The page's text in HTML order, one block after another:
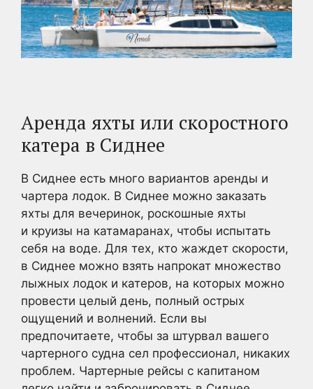
Аренда яхты или скоростного
катера в Сиднее
В Сиднее есть много вариантов аренды и
чартера лодок. В Сиднее можно заказать
яхты для вечеринок, роскошные яхты
и круизы на катамаранах, чтобы испытать
себя на воде. Для тех, кто жаждет скорости,
в Сиднее можно взять напрокат множество
лыжных лодок и катеров, на которых можно
провести целый день, полный острых
ощущений и волнений. Если вы
предпочитаете, чтобы за штурвал вашего
чартерного судна сел профессионал, никаких
проблем. Чартерные рейсы с капитаном